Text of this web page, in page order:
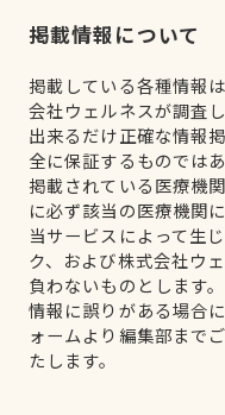
掲載情報について
掲載している各種情報
会社ウェルネスが調査
出来るだけ正確な情報
全に保証するものではあ
掲載されている医療機
に必ず該当の医療機関
当サービスによって生
ク、および株式会社ウ
負わないものとします。
情報に誤りがある場合
ォームより編集部まで
たします。